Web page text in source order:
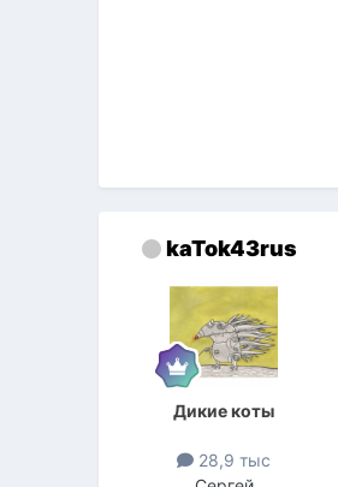
kaTok43rus
Дикие коты
28,9 тыс